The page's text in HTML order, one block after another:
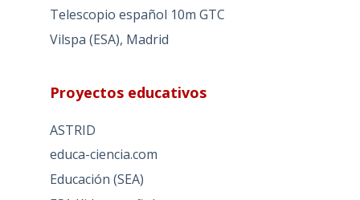
Telescopio español 10m GTC
Vilspa (ESA), Madrid
Proyectos educativos
ASTRID
educa-ciencia.com
Educación (SEA)